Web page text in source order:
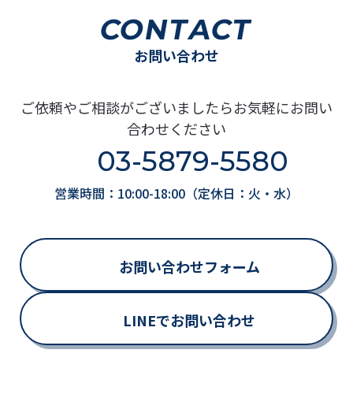
CONTACT
お問い合わせ
ご依頼やご相談がございましたらお気軽にお問い
合わせください
03-5879-5580
営業時間：10:00-18:00（定休日：火・水）
お問い合わせフォーム
LINEでお問い合わせ